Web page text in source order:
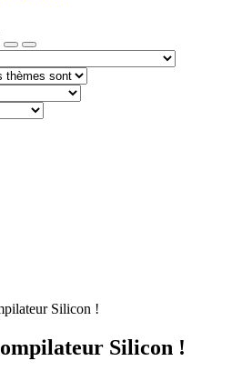
Silicon !
Silicon !